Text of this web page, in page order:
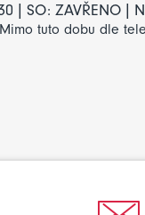
| SO: ZAVŘENO |
Mimo tuto dobu dle